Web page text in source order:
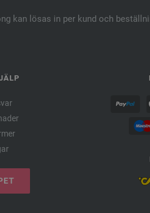
kan lösas in per kund och